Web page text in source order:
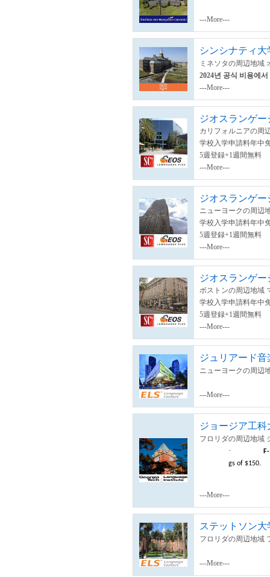
---More---
シンシナティ大
ミネソタの周辺地域
2024년 공식 비용에
---More---
ジオスランゲ
カリフォルニアの周
学校入学申請料年中
5週登録+1週間無料
---More---
ジオスランゲ
ニューヨークの周辺
学校入学申請料年中
5週登録+1週間無料
---More---
ジオスランゲ
ボストンの周辺地域
学校入学申請料年中
5週登録+1週間無料
---More---
ジュリアード音
ニューヨークの周辺
---More---
ジョージア工科
フロリダの周辺地域
·
gs of $150.
---More---
ステットソン
フロリダの周辺地域
---More---